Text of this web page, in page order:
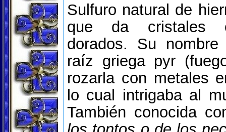
Sulfuro natural de
que da cristales
dorados. Su
raíz griega pyr
rozarla con metales
lo cual intrigaba al
También conocida